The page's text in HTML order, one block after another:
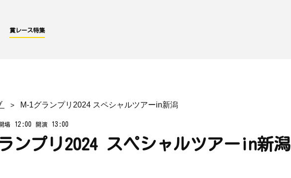
賞レース特集
M-1グランプリ2024 スペシャルツアーin新潟
場 12:00 開演 13:00
ンプリ2024 スペシャルツアーin新潟